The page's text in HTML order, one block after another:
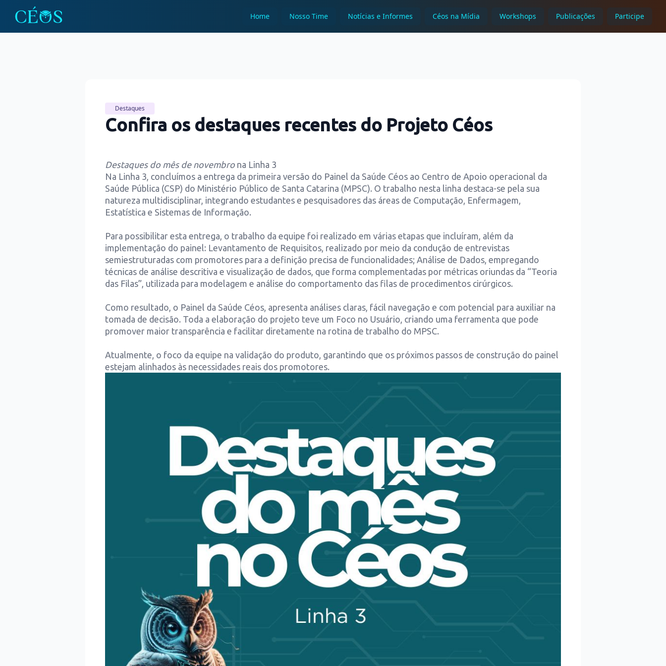
Home Nosso Time Notícias e Informes Céos na Mídia Workshops Publicações Participe
Destaques
Confira os destaques recentes do Projeto Céos
Destaques do mês de novembro na Linha 3
Na Linha 3, concluímos a entrega da primeira versão do Painel da Saúde Céos ao Centro de Apoio operacional da
Saúde Pública (CSP) do Ministério Público de Santa Catarina (MPSC). O trabalho nesta linha destaca-se pela sua
natureza multidisciplinar, integrando estudantes e pesquisadores das áreas de Computação, Enfermagem,
Estatística e Sistemas de Informação.
Para possibilitar esta entrega, o trabalho da equipe foi realizado em várias etapas que incluíram, além da
implementação do painel: Levantamento de Requisitos, realizado por meio da condução de entrevistas
semiestruturadas com promotores para a definição precisa de funcionalidades; Análise de Dados, empregando
técnicas de análise descritiva e visualização de dados, que forma complementadas por métricas oriundas da “Teoria
das Filas”, utilizada para modelagem e análise do comportamento das filas de procedimentos cirúrgicos.
Como resultado, o Painel da Saúde Céos, apresenta análises claras, fácil navegação e com potencial para auxiliar na
tomada de decisão. Toda a elaboração do projeto teve um Foco no Usuário, criando uma ferramenta que pode
promover maior transparência e facilitar diretamente na rotina de trabalho do MPSC.
Atualmente, o foco da equipe na validação do produto, garantindo que os próximos passos de construção do painel
estejam alinhados às necessidades reais dos promotores.